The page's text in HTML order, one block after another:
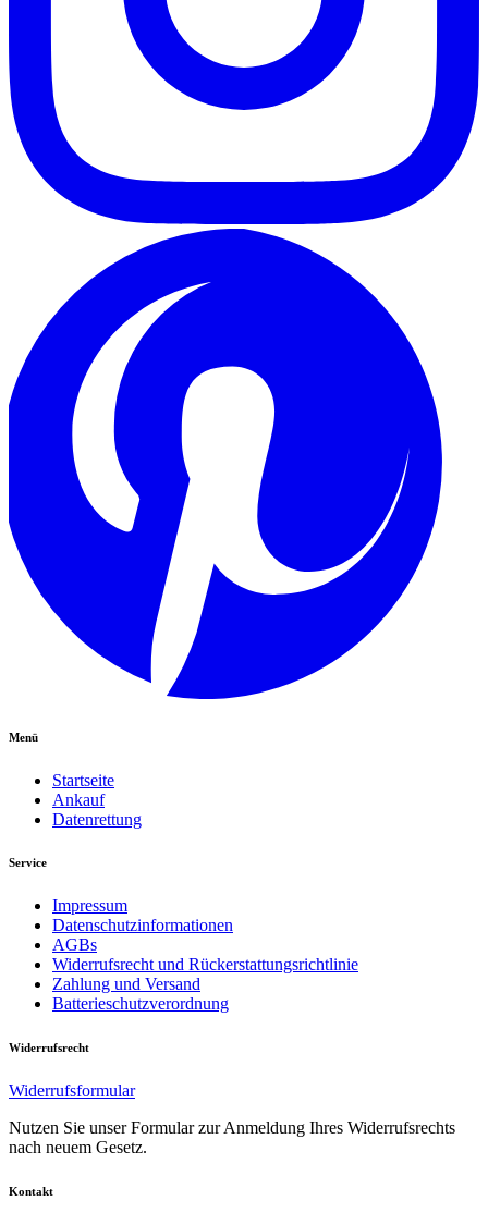
Menü
Startseite
Ankauf
Datenrettung
Service
Impressum
Datenschutzinformationen
AGBs
Widerrufsrecht und Rückerstattungsrichtlinie
Zahlung und Versand
Batterieschutzverordnung
Widerrufsrecht
Widerrufsformular
Nutzen Sie unser Formular zur Anmeldung Ihres Widerrufsrechts
nach neuem Gesetz.
Kontakt